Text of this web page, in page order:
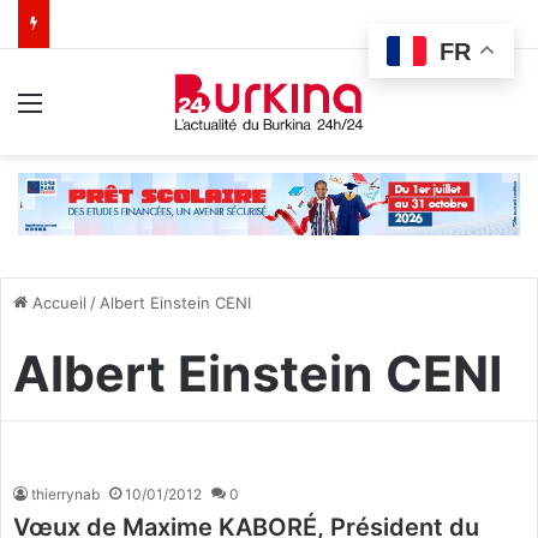
Accueil / Albert Einstein CENI
Albert Einstein CENI
thierrynab 10/01/2012 0
Vœux de Maxime KABORÉ, Président du
FR